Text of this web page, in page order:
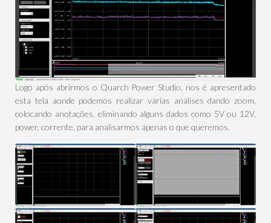
Logo após abrirmos o Quarch Power Studio, nos é apresentado
esta tela aonde podemos realizar várias análises dando zoom,
colocando anotações, eliminando alguns dados como 5V ou 12V,
power, corrente, para analisarmos apenas o que queremos.